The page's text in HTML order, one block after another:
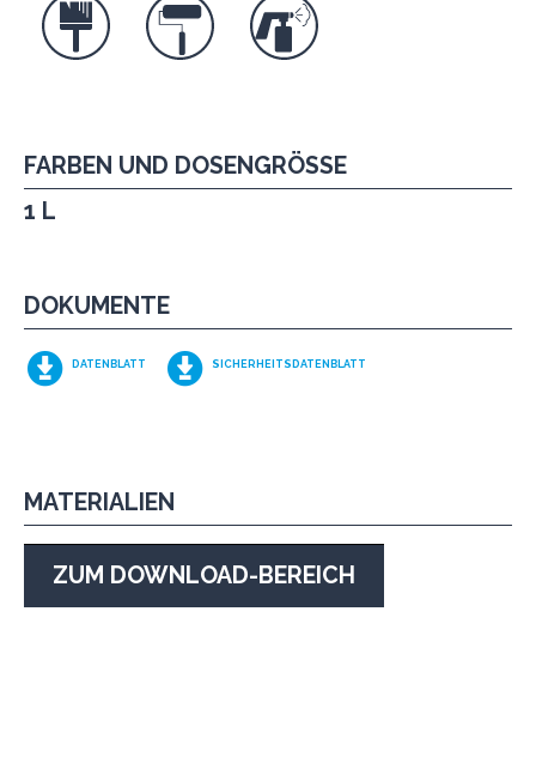
FARBEN UND DOSENGRÖSSE
1 L
DOKUMENTE
DATENBLATT SICHERHEITSDATENBLATT
MATERIALIEN
ZUM DOWNLOAD-BEREICH